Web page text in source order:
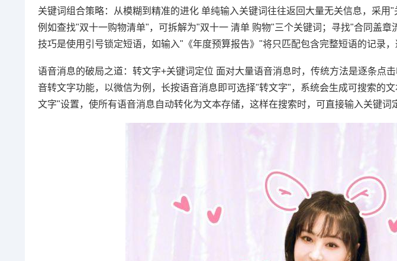
关键词组合策略：从模糊到精准的进化 单纯输入关键词往往返回大量无关信息，采用"
例如查找"双十一购物清单"，可拆解为"双十一 清单 购物"三个关键词；寻找"合同盖
技巧是使用引号锁定短语，如输入"《年度预算报告》"将只匹配包含完整短语的记录
语音消息的破局之道：转文字+关键词定位 面对大量语音消息时，传统方法是逐条点
音转文字功能，以微信为例，长按语音消息即可选择"转文字"，系统会生成可搜索的
文字"设置，使所有语音消息自动转化为文本存储，这样在搜索时，可直接输入关键词